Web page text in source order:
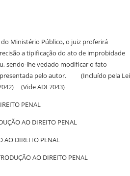
do Ministério Público, o juiz proferirá
a tipificação do ato de improbidade
sendo-lhe vedado modificar o fato
pelo autor. (Incluído pela Lei
(Vide ADI 7043)
PENAL
AO DIREITO PENAL
AO DIREITO PENAL
AO DIREITO PENAL